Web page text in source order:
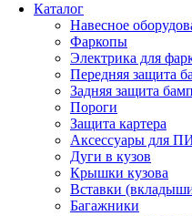
Каталог
Навесное
Фаркопы
Электрика для
Передняя защита
Задняя защита
Пороги
Защита картера
Аксессуары для
Дуги в кузов
Крышки кузова
Вставки
Багажники